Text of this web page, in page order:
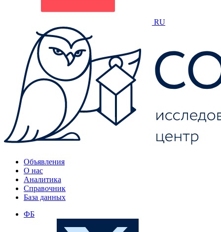
RU
Объявления
О нас
Аналитика
Справочник
База данных
ФБ